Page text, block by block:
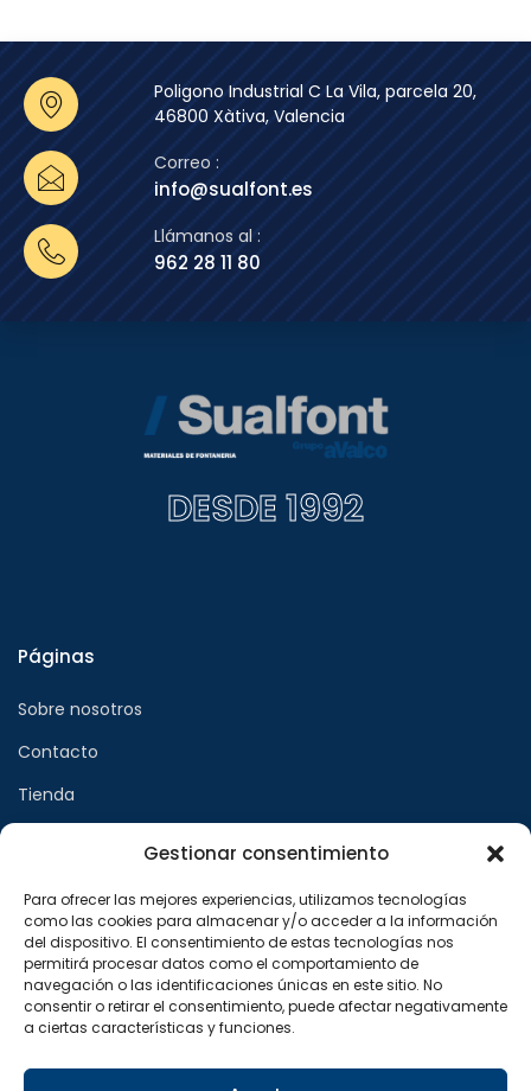
Gestionar consentimiento
Para ofrecer las mejores experiencias, utilizamos tecnologías
como las cookies para almacenar y/o acceder a la información
del dispositivo. El consentimiento de estas tecnologías nos
permitirá procesar datos como el comportamiento de
navegación o las identificaciones únicas en este sitio. No
consentir o retirar el consentimiento, puede afectar negativamente
a ciertas características y funciones.
Poligono Industrial C La Vila, parcela 20,
46800 Xàtiva, Valencia
Correo :
info@sualfont.es
Llámanos al :
962 28 11 80
DESDE 1992
Páginas
Sobre nosotros
Contacto
Tienda
Aviso legal
Política de privacidad
Política de cookies
Síguenos en